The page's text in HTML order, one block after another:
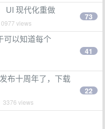
UI 现代化重做
views
73
可以知道每个
41
布十周年了，下载
3376 views
22